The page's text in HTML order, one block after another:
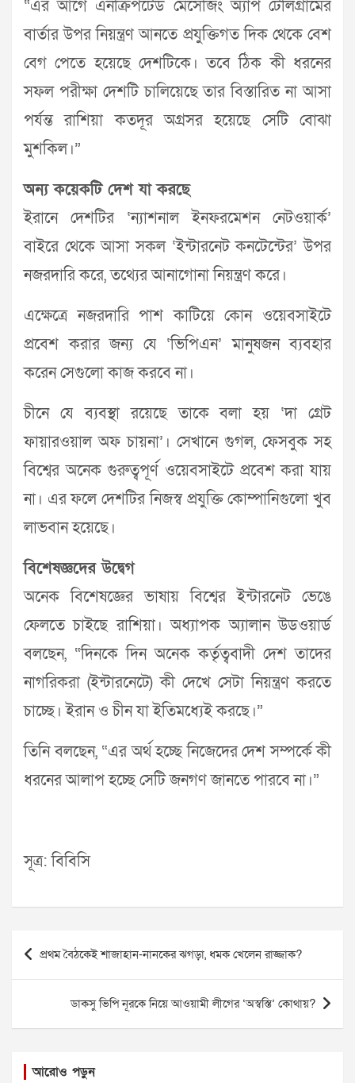
“এর আগে এনক্রিপটেড মেসেজিং অ্যাপ টেলিগ্রামের
বার্তার উপর নিয়ন্ত্রণ আনতে প্রযুক্তিগত দিক থেকে বেশ
বেগ পেতে হয়েছে দেশটিকে। তবে ঠিক কী ধরনের
সফল পরীক্ষা দেশটি চালিয়েছে তার বিস্তারিত না আসা
পর্যন্ত রাশিয়া কতদূর অগ্রসর হয়েছে সেটি বোঝা
মুশকিল।”
অন্য কয়েকটি দেশ যা করছে
ইরানে দেশটির ‘ন্যাশনাল ইনফরমেশন নেটওয়ার্ক’
বাইরে থেকে আসা সকল ‘ইন্টারনেট কনটেন্টের’ উপর
নজরদারি করে, তথ্যের আনাগোনা নিয়ন্ত্রণ করে।
এক্ষেত্রে নজরদারি পাশ কাটিয়ে কোন ওয়েবসাইটে
প্রবেশ করার জন্য যে ‘ভিপিএন’ মানুষজন ব্যবহার
করেন সেগুলো কাজ করবে না।
চীনে যে ব্যবস্থা রয়েছে তাকে বলা হয় ‘দা গ্রেট
ফায়ারওয়াল অফ চায়না’। সেখানে গুগল, ফেসবুক সহ
বিশ্বের অনেক গুরুত্বপূর্ণ ওয়েবসাইটে প্রবেশ করা যায়
না। এর ফলে দেশটির নিজস্ব প্রযুক্তি কোম্পানিগুলো খুব
লাভবান হয়েছে।
বিশেষজ্ঞদের উদ্বেগ
অনেক বিশেষজ্ঞের ভাষায় বিশ্বের ইন্টারনেট ভেঙে
ফেলতে চাইছে রাশিয়া। অধ্যাপক অ্যালান উডওয়ার্ড
বলছেন, “দিনকে দিন অনেক কর্তৃত্ববাদী দেশ তাদের
নাগরিকরা (ইন্টারনেটে) কী দেখে সেটা নিয়ন্ত্রণ করতে
চাচ্ছে। ইরান ও চীন যা ইতিমধ্যেই করছে।”
তিনি বলছেন, “এর অর্থ হচ্ছে নিজেদের দেশ সম্পর্কে কী
ধরনের আলাপ হচ্ছে সেটি জনগণ জানতে পারবে না।”
সূত্র: বিবিসি
Post
navigation
প্রথম বৈঠকেই শাজাহান-নানকের ঝগড়া, ধমক খেলেন রাজ্জাক?
ডাকসু ভিপি নূরকে নিয়ে আওয়ামী লীগের ‘অস্বস্তি’ কোথায়?
আরোও পড়ুন